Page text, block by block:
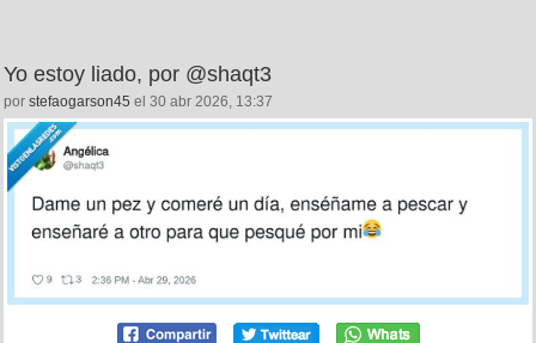
Yo estoy liado, por @shaqt3
por stefaogarson45 el 30 abr 2026, 13:37